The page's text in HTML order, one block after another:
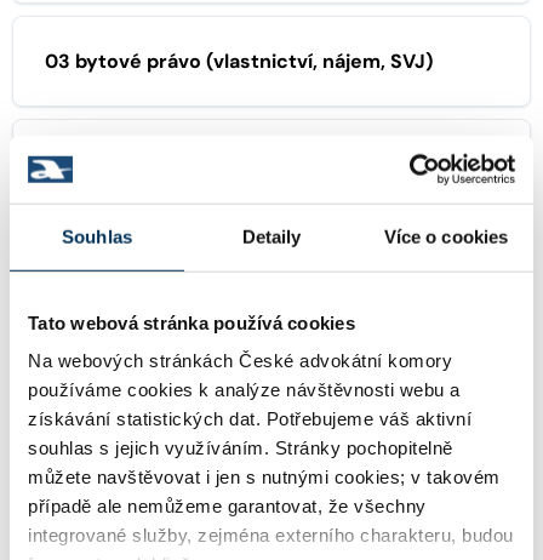
Souhlas Detaily Více o cookies
Tato webová stránka používá cookies
Na webových stránkách České advokátní komory
používáme cookies k analýze návštěvnosti webu a
získávání statistických dat. Potřebujeme váš aktivní
souhlas s jejich využíváním. Stránky pochopitelně
můžete navštěvovat i jen s nutnými cookies; v takovém
případě ale nemůžeme garantovat, že všechny
integrované služby, zejména externího charakteru, budou
03 bytové právo (vlastnictví, nájem, SVJ)
04 dědické právo
11 obecně prospěšné společnosti, nadace,
29 trestní právo
38 pracovní právo